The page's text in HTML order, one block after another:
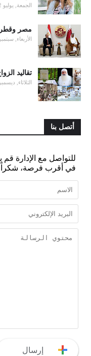
الجمعة, يوليو 02, 2021
مصر وقطر
الأربعاء, سبتمبر 14, 2022
تقاليد
الثلاثاء, ديسمبر 06, 2022
أتصل بنا
للتواصل مع الإدارة قم
في أقرب فرصة، شكراً